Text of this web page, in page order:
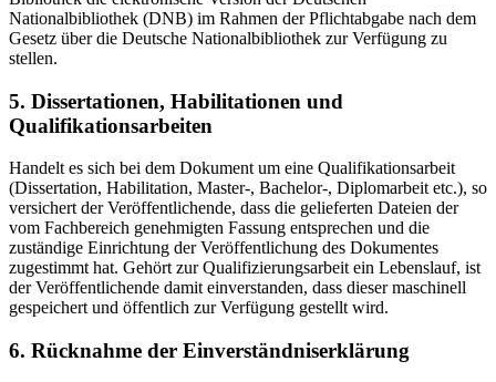
Nationalbibliothek (DNB) im Rahmen der Pflichtabgabe nach dem
Gesetz über die Deutsche Nationalbibliothek zur Verfügung zu
stellen.
5. Dissertationen, Habilitationen und
Qualifikationsarbeiten
Handelt es sich bei dem Dokument um eine Qualifikationsarbeit
(Dissertation, Habilitation, Master-, Bachelor-, Diplomarbeit etc.), so
versichert der Veröffentlichende, dass die gelieferten Dateien der
vom Fachbereich genehmigten Fassung entsprechen und die
zuständige Einrichtung der Veröffentlichung des Dokumentes
zugestimmt hat. Gehört zur Qualifizierungsarbeit ein Lebenslauf, ist
der Veröffentlichende damit einverstanden, dass dieser maschinell
gespeichert und öffentlich zur Verfügung gestellt wird.
6. Rücknahme der Einverständniserklärung